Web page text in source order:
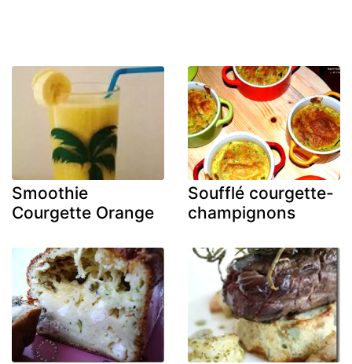
Smoothie
Courgette Orange
Soufflé courgette-
champignons